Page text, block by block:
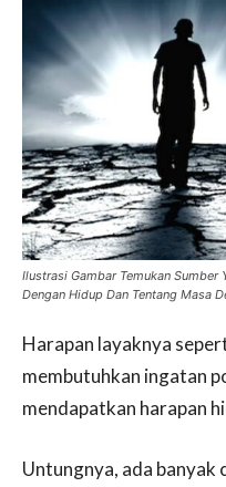
Ilustrasi Gambar Temukan Sumber
Dengan Hidup Dan Tentang Masa
Harapan layaknya
membutuhkan ingatan
mendapatkan harapan
Untungnya, ada